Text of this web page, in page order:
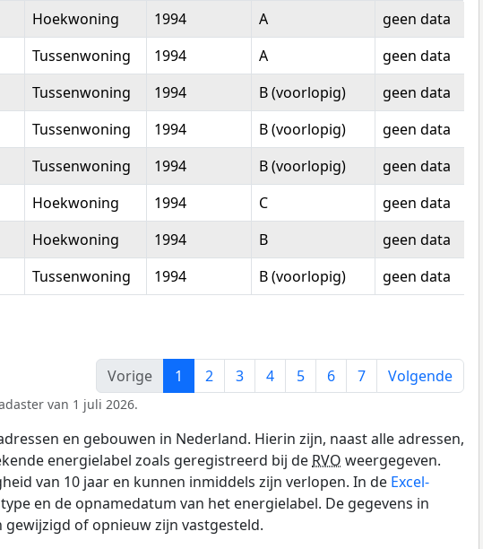
Woningtype Bouwjaar Energielabel
Bebouwde
kom
Hoekwoning 1994 A
geen data
Tussenwoning 1994 A
geen data
Tussenwoning 1994 B (voorlopig)
geen data
Tussenwoning 1994 B (voorlopig)
geen data
Tussenwoning 1994 B (voorlopig)
geen data
Hoekwoning 1994 C
geen data
Hoekwoning 1994 B
geen data
Tussenwoning 1994 B (voorlopig) geen data
Vorige
1 2 3 4 5 6 7 Volgende
van 1 juli 2026.
en gebouwen in Nederland. Hierin zijn, naast alle adressen,
energielabel zoals geregistreerd bij de RVO weergegeven.
van 10 jaar en kunnen inmiddels zijn verlopen. In de Excel-
en de opnamedatum van het energielabel. De gegevens in
of opnieuw zijn vastgesteld.